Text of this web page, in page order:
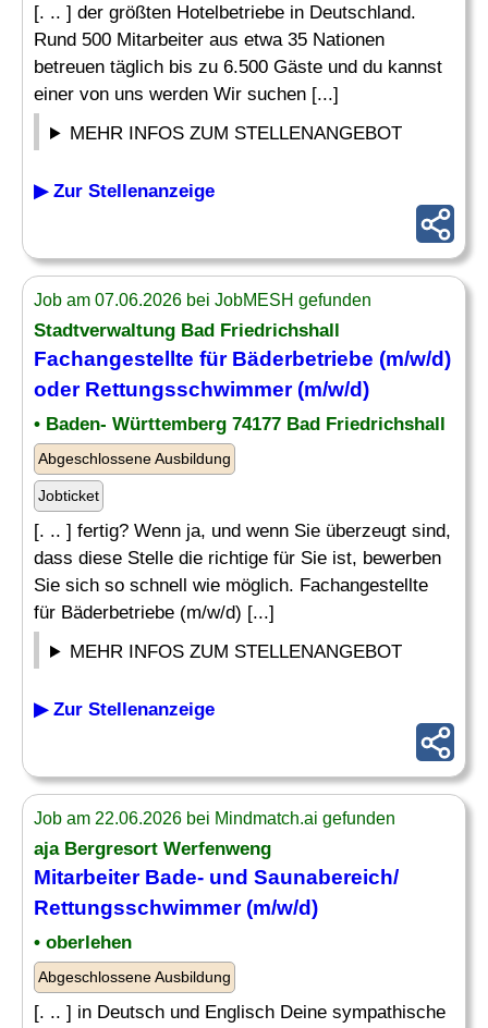
[. .. ] der größten Hotelbetriebe in Deutschland.
Rund 500 Mitarbeiter aus etwa 35 Nationen
betreuen täglich bis zu 6.500 Gäste und du kannst
einer von uns werden Wir suchen [...]
MEHR INFOS ZUM STELLENANGEBOT
▶ Zur Stellenanzeige
Job am 07.06.2026 bei JobMESH gefunden
Stadtverwaltung Bad Friedrichshall
Fachangestellte für Bäderbetriebe (m/w/d)
oder Rettungsschwimmer(m/w/d)
• Baden- Württemberg 74177 Bad Friedrichshall
Abgeschlossene Ausbildung
Jobticket
[. .. ] fertig? Wenn ja, und wenn Sie überzeugt sind,
dass diese Stelle die richtige für Sie ist, bewerben
Sie sich so schnell wie möglich. Fachangestellte
für Bäderbetriebe (m/w/d) [...]
MEHR INFOS ZUM STELLENANGEBOT
▶ Zur Stellenanzeige
Job am 22.06.2026 bei Mindmatch.ai gefunden
aja Bergresort Werfenweng
Mitarbeiter Bade- und Saunabereich/
Rettungsschwimmer(m/w/d)
• oberlehen
Abgeschlossene Ausbildung
[. .. ] in Deutsch und Englisch Deine sympathische